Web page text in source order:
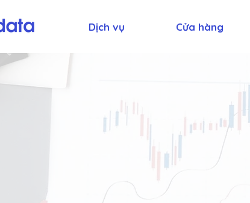
Dịch vụ Cửa hàng